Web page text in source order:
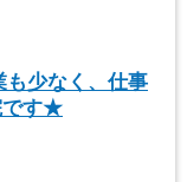
も少なく、仕事
です★